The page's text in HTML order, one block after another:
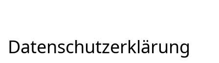
Datenschutzerklärung